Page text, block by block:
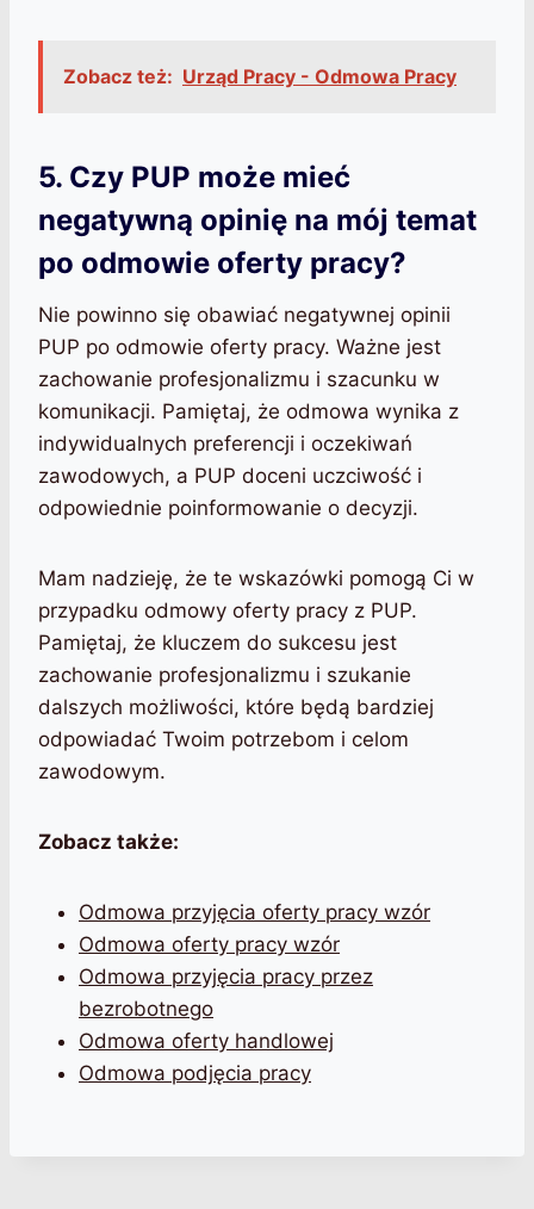
Zobacz też: Urząd Pracy - Odmowa Pracy
5. Czy PUP może mieć
negatywną opinię na mój temat
po odmowie oferty pracy?
Nie powinno się obawiać negatywnej opinii
PUP po odmowie oferty pracy. Ważne jest
zachowanie profesjonalizmu i szacunku w
komunikacji. Pamiętaj, że odmowa wynika z
indywidualnych preferencji i oczekiwań
zawodowych, a PUP doceni uczciwość i
odpowiednie poinformowanie o decyzji.
Mam nadzieję, że te wskazówki pomogą Ci w
przypadku odmowy oferty pracy z PUP.
Pamiętaj, że kluczem do sukcesu jest
zachowanie profesjonalizmu i szukanie
dalszych możliwości, które będą bardziej
odpowiadać Twoim potrzebom i celom
zawodowym.
Zobacz także:
Odmowa przyjęcia oferty pracy wzór
Odmowa oferty pracy wzór
Odmowa przyjęcia pracy przez
bezrobotnego
Odmowa oferty handlowej
Odmowa podjęcia pracy